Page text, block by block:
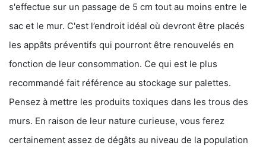
s'effectue sur un passage de 5 cm tout au moins entre le
sac et le mur. C'est l’endroit idéal où devront être placés
les appâts préventifs qui pourront être renouvelés en
fonction de leur consommation. Ce qui est le plus
recommandé fait référence au stockage sur palettes.
Pensez à mettre les produits toxiques dans les trous des
murs. En raison de leur nature curieuse, vous ferez
certainement assez de dégâts au niveau de la population